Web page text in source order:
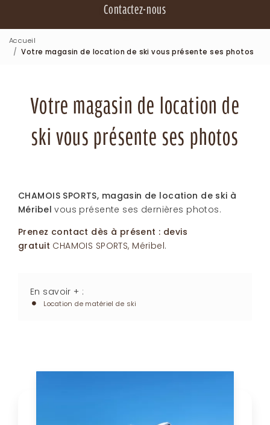
Contactez-nous
Accueil
Votre magasin de location de ski vous présente ses photos
Votre magasin de location de
ski vous présente ses photos
CHAMOIS SPORTS, magasin de location de ski à
Méribel vous présente ses dernières photos.
Prenez contact dès à présent : devis
gratuit CHAMOIS SPORTS, Méribel.
En savoir + :
Location de matériel de ski